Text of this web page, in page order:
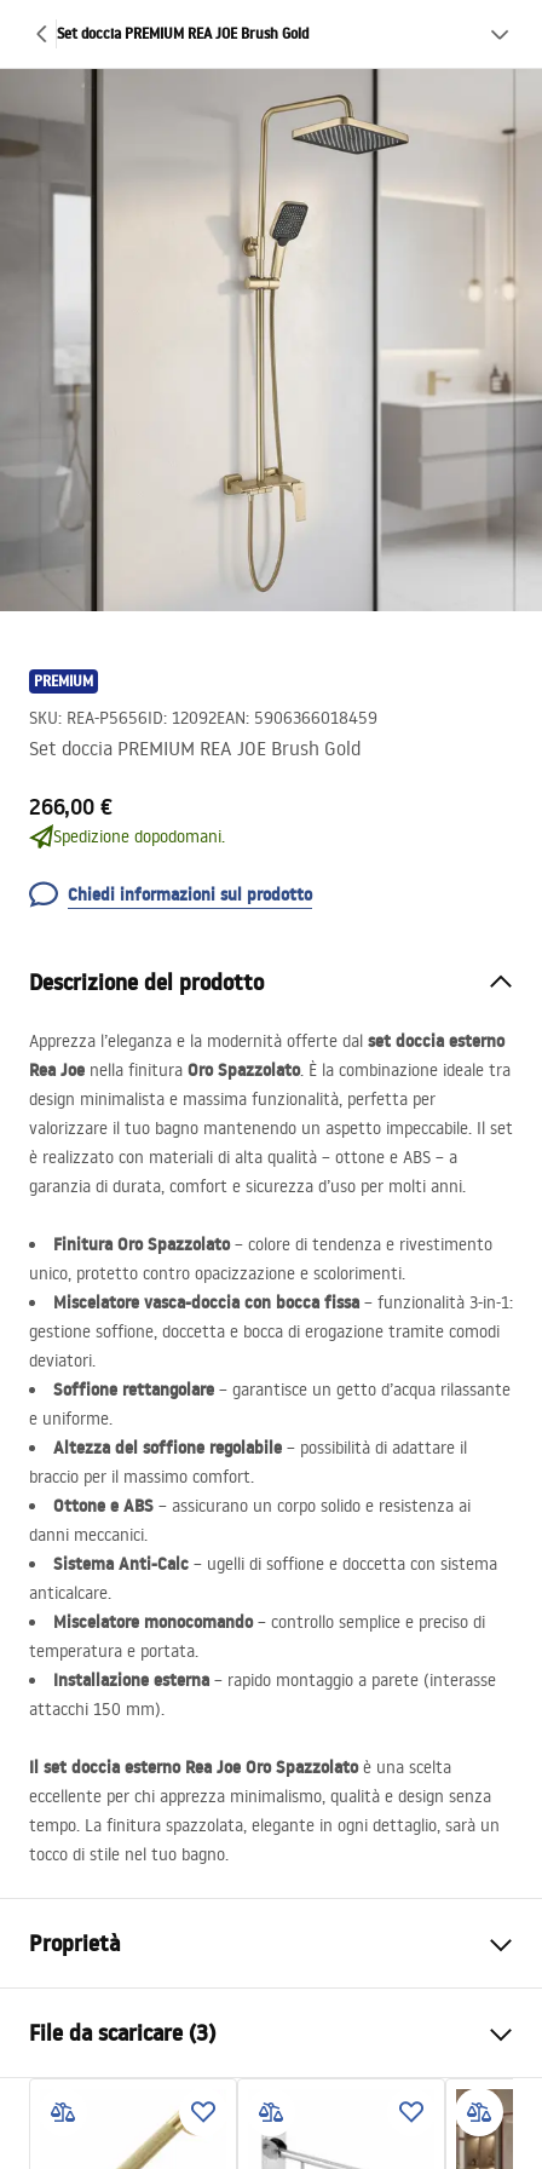
Set doccia PREMIUM REA JOE Brush Gold
PREMIUM
SKU: REA-P5656ID: 12092EAN: 5906366018459
Set doccia PREMIUM REA JOE Brush Gold
266,00 €
Spedizione dopodomani.
Chiedi informazioni sul prodotto
Descrizione del prodotto
Apprezza l’eleganza e la modernità offerte dal set doccia esterno
Rea Joe nella finitura Oro Spazzolato. È la combinazione ideale tra
design minimalista e massima funzionalità, perfetta per
valorizzare il tuo bagno mantenendo un aspetto impeccabile. Il set
è realizzato con materiali di alta qualità – ottone e ABS – a
garanzia di durata, comfort e sicurezza d’uso per molti anni.
Finitura Oro Spazzolato– colore di tendenza e rivestimento
unico, protetto contro opacizzazione e scolorimenti.
Misce­latore vasca-doccia con bocca fissa – funzionalità 3-in-1:
gestione soffione, doccetta e bocca di erogazione tramite comodi
deviatori.
Soffione rettangolare – garantisce un getto d’acqua rilassante
e uniforme.
Altezza del soffione regolabile – possibilità di adattare il
braccio per il massimo comfort.
Ottone e ABS – assicurano un corpo solido e resistenza ai
danni meccanici.
Sistema Anti-Calc – ugelli di soffione e doccetta con sistema
anticalcare.
Miscelatore monocomando– controllo semplice e preciso di
temperatura e portata.
Installazione esterna – rapido montaggio a parete (interasse
attacchi 150 mm).
Il set doccia esterno Rea Joe Oro Spazzolatoè una scelta
eccellente per chi apprezza minimalismo, qualità e design senza
tempo. La finitura spazzolata, elegante in ogni dettaglio, sarà un
tocco di stile nel tuo bagno.
Proprietà
Materiale
Tipo di rubinetto
Monocomando
Metodo di installazione
Da superficie
Regolazione dell’altezza
SÌ
File da scaricare (3)
Informazioni sulla sicurezza
Safety_Information_Shower_set.pdf